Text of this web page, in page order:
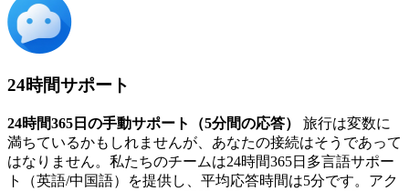
24時間サポート
24時間365日の手動サポート（5分間の応答）
旅行は変数に
満ちているかもしれませんが、あなたの接続はそうであって
はなりません。私たちのチームは24時間365日多言語サポー
ト（英語/中国語）を提供し、平均応答時間は5分です。アク